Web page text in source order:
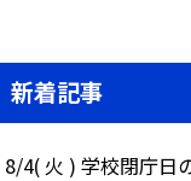
新着記事
8/4( 火 ) 学校閉庁日の